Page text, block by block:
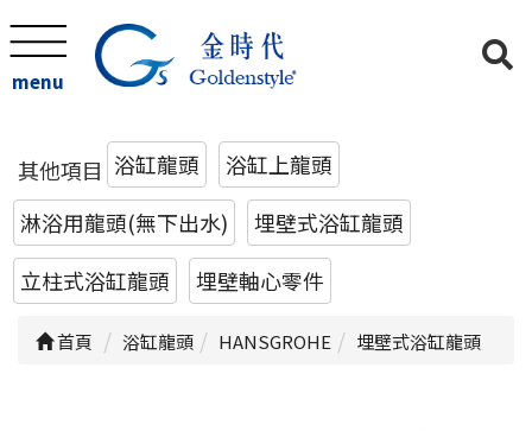
menu
其他項目 浴缸龍頭
浴缸上龍頭
淋浴用龍頭(無下出水)
埋壁式浴缸龍頭
立柱式浴缸龍頭
埋壁軸心零件
首頁 浴缸龍頭 HANSGROHE 埋壁式浴缸龍頭